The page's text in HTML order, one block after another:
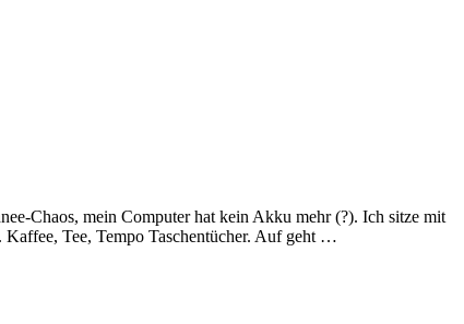
Chaos, mein Computer hat kein Akku mehr (?). Ich sitze mit
Tee, Tempo Taschentücher. Auf geht …